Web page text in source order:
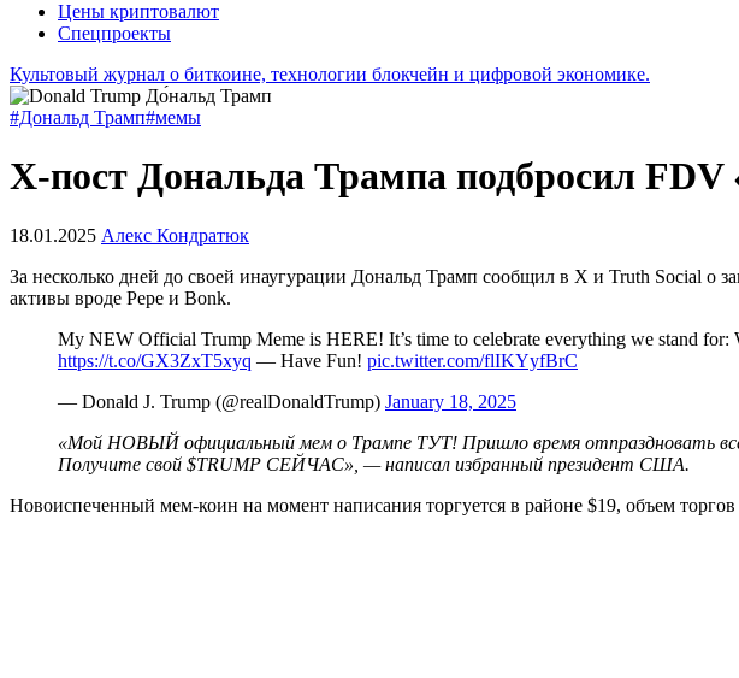
Цены криптовалют
Спецпроекты
Культовый журнал о биткоине, технологии блокчейн и цифровой экономике.
#Дональд Трамп#мемы
X-пост Дональда Трампа подбросил
18.01.2025 Алекс Кондратюк
За несколько дней до своей инаугурации Дональд Трамп сообщил в X и Truth Social о
активы вроде Pepe и Bonk.
My NEW Official Trump Meme is HERE! It’s time to celebrate everything we stand
https://t.co/GX3ZxT5xyq — Have Fun! pic.twitter.com/flIKYyfBrC
— Donald J. Trump (@realDonaldTrump) January 18, 2025
«Мой НОВЫЙ официальный мем о Трампе ТУТ! Пришло время отпраздновать
Получите свой $TRUMP СЕЙЧАС», — написал избранный президент США.
Новоиспеченный мем-коин на момент написания торгуется в районе $19, объем